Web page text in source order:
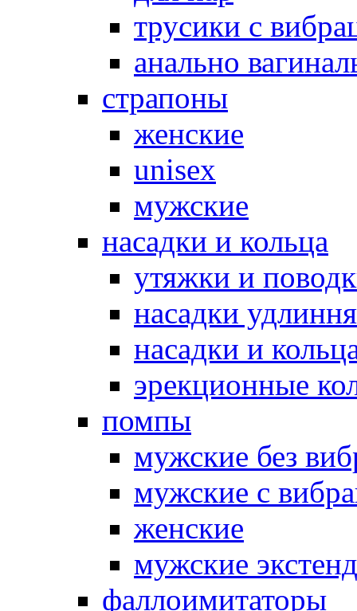
трусики с
анально
страпоны
женские
unisex
мужские
насадки и кольца
утяжки и
насадки
насадки и
эрекционные
помпы
мужские без
мужские с
женские
мужские
фаллоимитаторы